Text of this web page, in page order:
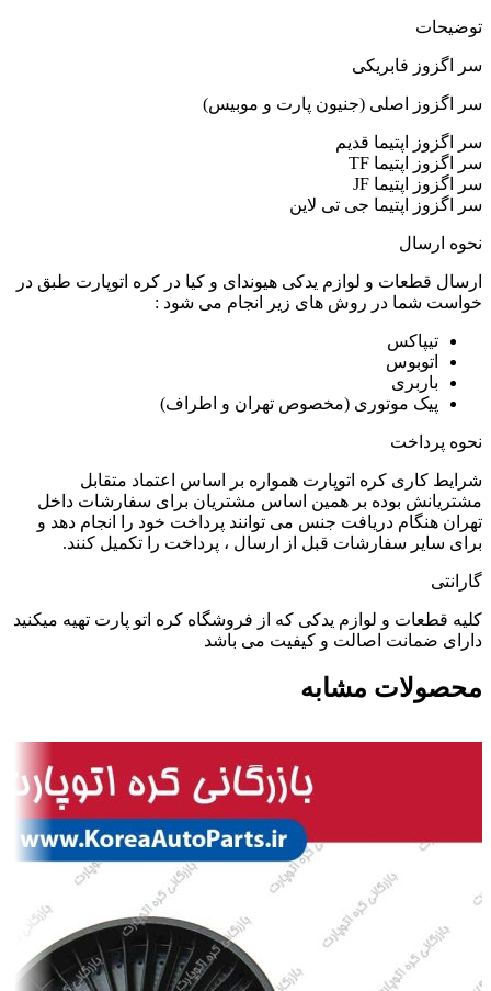
توضیحات
سر اگزوز فابریکی
سر اگزوز اصلی (جنیون پارت و موبیس)
سر اگزوز اپتیما قدیم
سر اگزوز اپتیما TF
سر اگزوز اپتیما JF
سر اگزوز اپتیما جی تی لاین
نحوه ارسال
ارسال قطعات و لوازم یدکی هیوندای و کیا در کره اتوپارت طبق در
خواست شما در روش های زیر انجام می شود :
تیپاکس
اتوبوس
باربری
پیک موتوری (مخصوص تهران و اطراف)
نحوه پرداخت
شرایط کاری کره اتوپارت همواره بر اساس اعتماد متقابل
مشتریانش بوده بر همین اساس مشتریان برای سفارشات داخل
تهران هنگام دریافت جنس می توانند پرداخت خود را انجام دهد و
برای سایر سفارشات قبل از ارسال ، پرداخت را تکمیل کنند.
گارانتی
کلیه قطعات و لوازم یدکی که از فروشگاه کره اتو پارت تهیه میکنید
دارای ضمانت اصالت و کیفیت می باشد
محصولات مشابه